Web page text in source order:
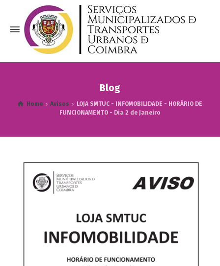
Blog
Home Avisos
LOJA SMTUC - INFOMOBILIDADE - HORÁRIO DE
FUNCIONAMENTO - Dia 2 de Janeiro